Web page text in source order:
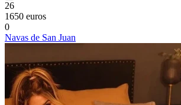
26
1650 euros
0
Navas de San Juan